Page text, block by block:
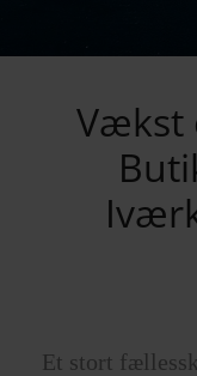
Vækst
Et stort